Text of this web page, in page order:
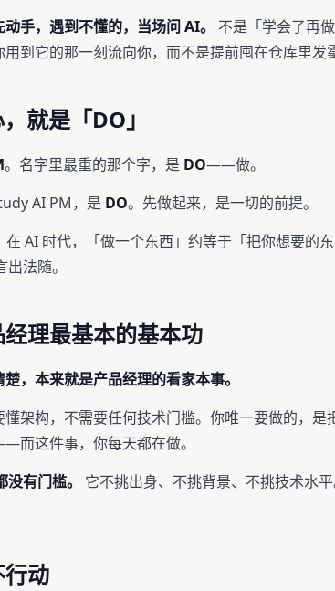
动手，遇到不懂的，当场问 AI。
不是「学会了再
到它的那一刻流向你，而不是提前囤在仓库里发
就是「DO」
。名字里最重的那个字，是 DO——做。
AI PM，是 DO。先做起来，是一切的前提。
在 AI 时代，「做一个东西」约等于「把你想要的
法随。
理最基本的基本功
，本来就是产品经理的看家本事。
架构，不需要任何技术门槛。你唯一要做的，是
而这件事，你每天都在做。
有门槛。
它不挑出身、不挑背景、不挑技术水
动